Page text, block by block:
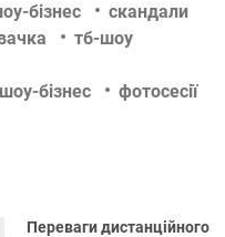
бізнес
скандали
тб-шоу
бізнес
фотосесії
Переваги дистанційного